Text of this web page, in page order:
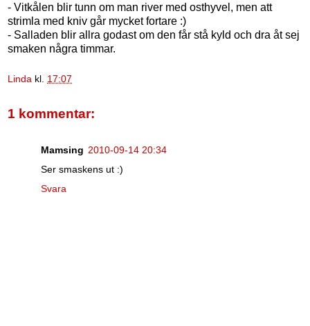
- Vitkålen blir tunn om man river med osthyvel, men att
strimla med kniv går mycket fortare :)
- Salladen blir allra godast om den får stå kyld och dra åt sej
smaken några timmar.
Linda kl. 17:07
1 kommentar:
Mamsing 2010-09-14 20:34
Ser smaskens ut :)
Svara